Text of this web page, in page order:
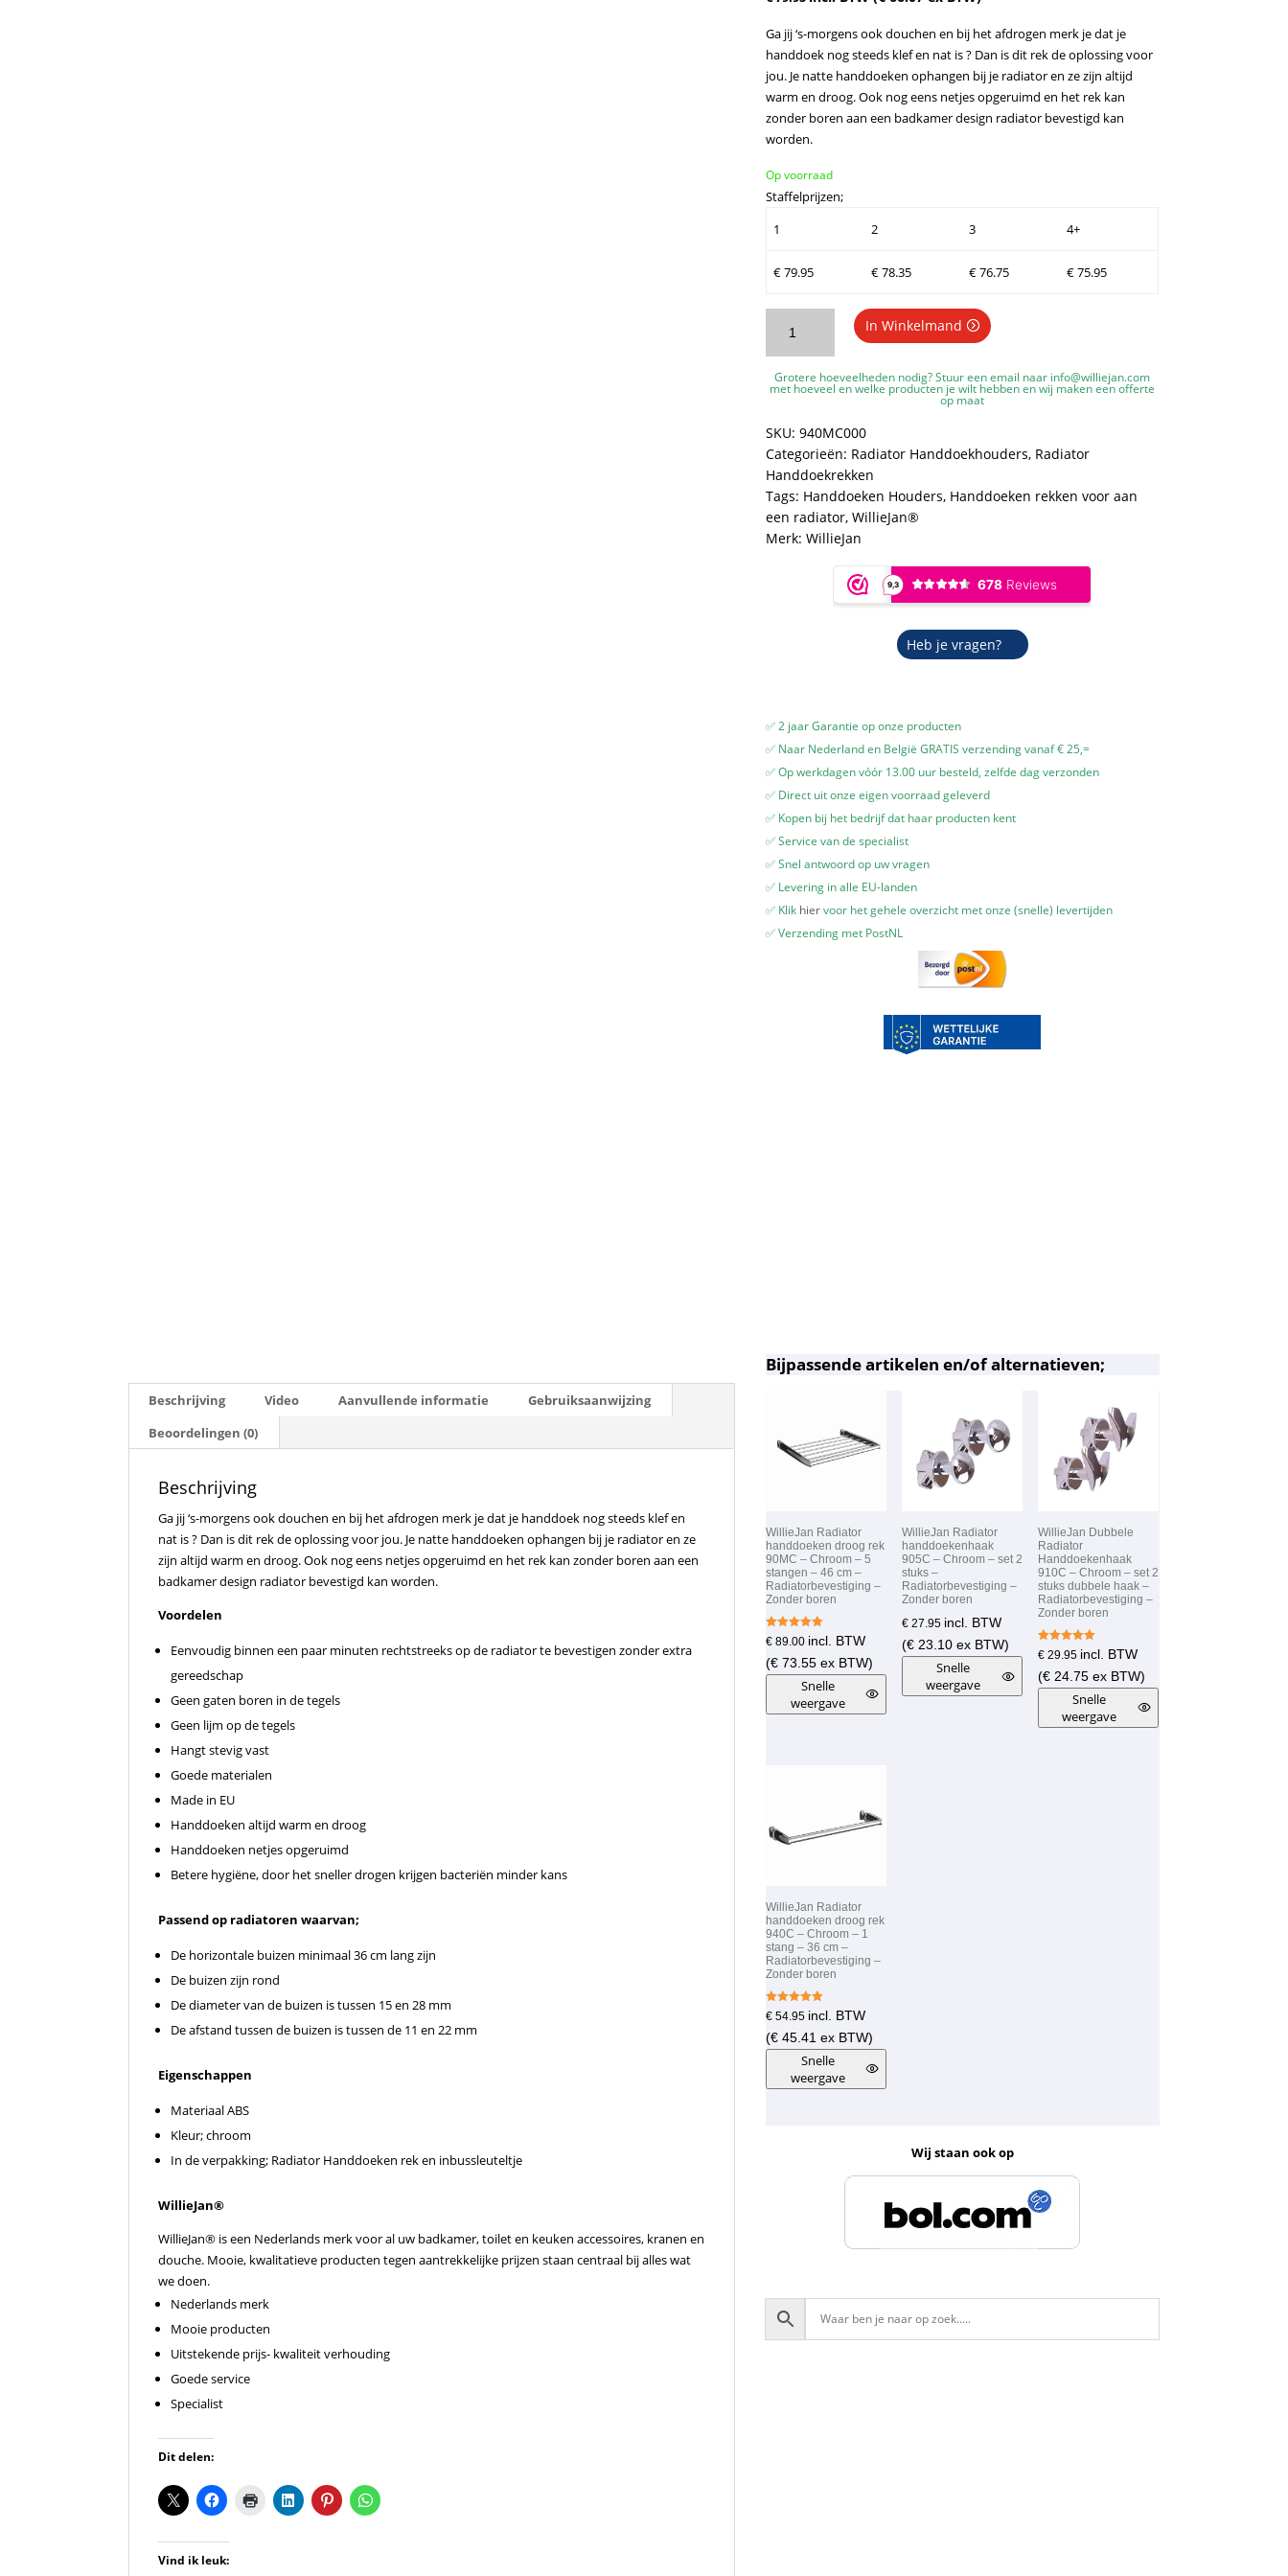
Ga jij ‘s-morgens ook douchen en bij het afdrogen merk je dat je
handdoek nog steeds klef en nat is ? Dan is dit rek de oplossing voor
jou. Je natte handdoeken ophangen bij je radiator en ze zijn altijd
warm en droog. Ook nog eens netjes opgeruimd en het rek kan
zonder boren aan een badkamer design radiator bevestigd kan
worden.
Op voorraad
Staffelprijzen;
1
2 3 4+
€79.95 €78.35 €76.75 €75.95
Radiator
handdoeken
droog
Chroom
stangen
aantal
In Winkelmand
Grotere hoeveelheden nodig? Stuur een email naar info@williejan.com
met hoeveel en welke producten je wilt hebben en wij maken een offerte
op maat
SKU: 940MC000
Categorieën: Radiator Handdoekhouders, Radiator
Handdoekrekken
Tags: Handdoeken Houders, Handdoeken rekken voor aan
een radiator, WillieJan®
Merk: WillieJan
Heb je vragen?
✅ 2 jaar Garantie op onze producten
✅ Naar Nederland en België GRATIS verzending vanaf € 25,=
✅ Op werkdagen vóór 13.00 uur besteld, zelfde dag verzonden
✅ Direct uit onze eigen voorraad geleverd
✅ Kopen bij het bedrijf dat haar producten kent
✅ Service van de specialist
✅ Snel antwoord op uw vragen
✅ Levering in alle EU-landen
✅ Klik hiervoor het gehele overzicht met onze (snelle) levertijden
✅ Verzending met PostNL
Beschrijving Video Aanvullende informatie
Gebruiksaanwijzing
Beoordelingen (0)
Beschrijving
Ga jij ‘s-morgens ook douchen en bij het afdrogen merk je dat je handdoek nog steeds klef en
nat is ? Dan is dit rek de oplossing voor jou. Je natte handdoeken ophangen bij je radiator en ze
zijn altijd warm en droog. Ook nog eens netjes opgeruimd en het rek kan zonder boren aan een
badkamer design radiator bevestigd kan worden.
Voordelen
Eenvoudig binnen een paar minuten rechtstreeks op de radiator te bevestigen zonder extra
gereedschap
Geen gaten boren in de tegels
Geen lijm op de tegels
Hangt stevig vast
Goede materialen
Made in EU
Handdoeken altijd warm en droog
Handdoeken netjes opgeruimd
Betere hygiëne, door het sneller drogen krijgen bacteriën minder kans
Passend op radiatoren waarvan;
De horizontale buizen minimaal 36 cm lang zijn
De buizen zijn rond
De diameter van de buizen is tussen 15 en 28 mm
De afstand tussen de buizen is tussen de 11 en 22 mm
Eigenschappen
Materiaal ABS
Kleur; chroom
In de verpakking; Radiator Handdoeken rek en inbussleuteltje
WillieJan®
WillieJan® is een Nederlands merk voor al uw badkamer, toilet en keuken accessoires, kranen en
douche. Mooie, kwalitatieve producten tegen aantrekkelijke prijzen staan centraal bij alles wat
we doen.
Nederlands merk
Mooie producten
Uitstekende prijs- kwaliteit verhouding
Goede service
Specialist
Dit delen:
Vind ik leuk:
Bijpassende artikelen en/of alternatieven;
WillieJan Radiator
handdoeken droog rek
90MC – Chroom – 5
stangen – 46 cm –
Radiatorbevestiging –
Zonder boren
Gewaardeer
d
5.00
uit 5
€89.00 incl. BTW
(€73.55ex BTW)
Snelle
weergave
WillieJan Radiator
handdoekenhaak
905C – Chroom – set 2
stuks –
Radiatorbevestiging –
Zonder boren
€27.95 incl. BTW
(€23.10ex BTW)
Snelle
weergave
WillieJan Dubbele
Radiator
Handdoekenhaak
910C – Chroom – set 2
stuks dubbele haak –
Radiatorbevestiging –
Zonder boren
Gewaardeer
d
5.00
uit 5
€29.95 incl. BTW
(€24.75ex BTW)
Snelle
weergave
WillieJan Radiator
handdoeken droog rek
940C – Chroom – 1
stang – 36 cm –
Radiatorbevestiging –
Zonder boren
Gewaardeer
d
5.00
uit 5
€54.95 incl. BTW
(€45.41 ex BTW)
Snelle
weergave
Wij staan ook op